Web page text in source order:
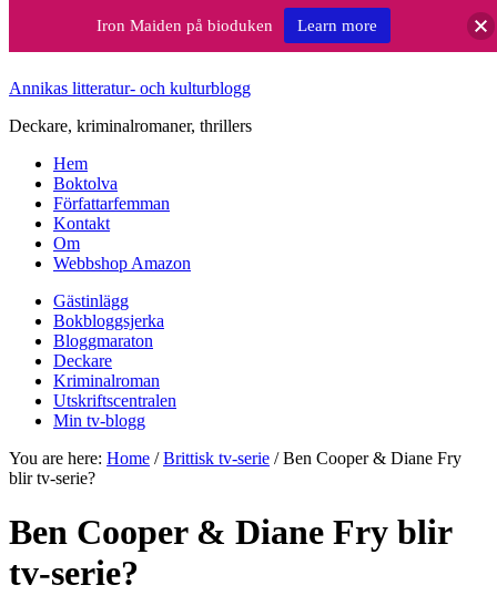
Annikas litteratur- och kulturblogg
Deckare, kriminalromaner, thrillers
Hem
Boktolva
Författarfemman
Kontakt
Om
Webbshop Amazon
Gästinlägg
Bokbloggsjerka
Bloggmaraton
Deckare
Kriminalroman
Utskriftscentralen
Min tv-blogg
You are here: Home / Brittisk tv-serie /Ben Cooper & Diane Fry
blir tv-serie?
Ben Cooper & Diane Fry blir
tv-serie?
Iron Maiden på bioduken Learn more